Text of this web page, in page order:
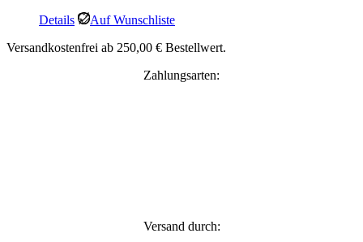
Details
Auf Wunschliste
Versandkostenfrei ab 250,00 € Bestellwert.
Zahlungsarten:
Versand durch: